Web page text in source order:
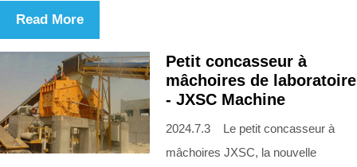
Read More
Petit concasseur à
mâchoires de laboratoire
- JXSC Machine
2024.7.3 Le petit concasseur à
mâchoires JXSC, la nouvelle